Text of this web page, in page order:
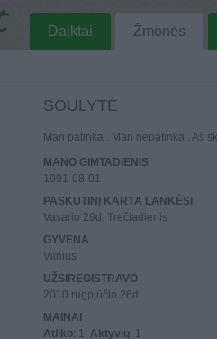
Daiktai Žmonės
SOULYTĖ
Man patinka . Man nepatinka . Aš
MANO GIMTADIENIS
1991-08-01
PASKUTINĮ KARTĄ LANKĖSI
Vasario 29d. Trečiadienis
GYVENA
Vilnius
UŽSIREGISTRAVO
2010 rugpjūčio 26d.
MAINAI
Atliko: 1, Aktyvių: 1